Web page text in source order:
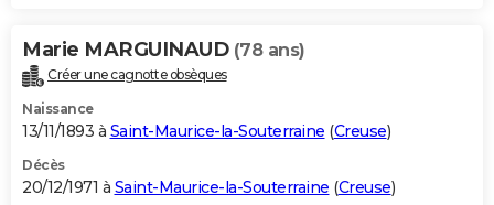
Marie MARGUINAUD (78 ans)
Créer une cagnotte obsèques
Naissance
13/11/1893 à Saint-Maurice-la-Souterraine (Creuse)
Décès
20/12/1971 à Saint-Maurice-la-Souterraine (Creuse)